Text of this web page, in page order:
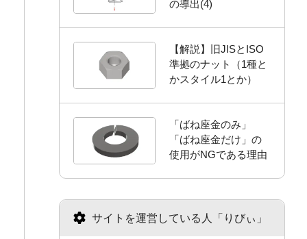
の導出(4)
【解説】旧JISとISO
準拠のナット（1種と
かスタイル1とか）
「ばね座金のみ」
「ばね座金だけ」の
使用がNGである理由
サイトを運営している人「りびぃ」